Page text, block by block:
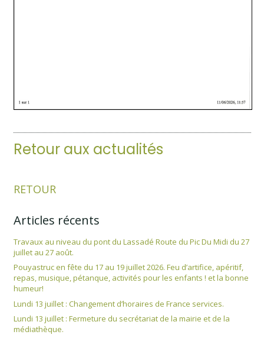
Retour aux actualités
RETOUR
Articles récents
Travaux au niveau du pont du Lassadé Route du Pic Du Midi du 27
juillet au 27 août.
Pouyastruc en fête du 17 au 19 juillet 2026. Feu d’artifice, apéritif,
repas, musique, pétanque, activités pour les enfants ! et la bonne
humeur!
Lundi 13 juillet : Changement d’horaires de France services.
Lundi 13 juillet : Fermeture du secrétariat de la mairie et de la
médiathèque.